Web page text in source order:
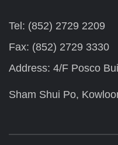
Tel: (852) 2729 2209
Fax: (852) 2729 3330
Address: 4/F Posco
Sham Shui Po,